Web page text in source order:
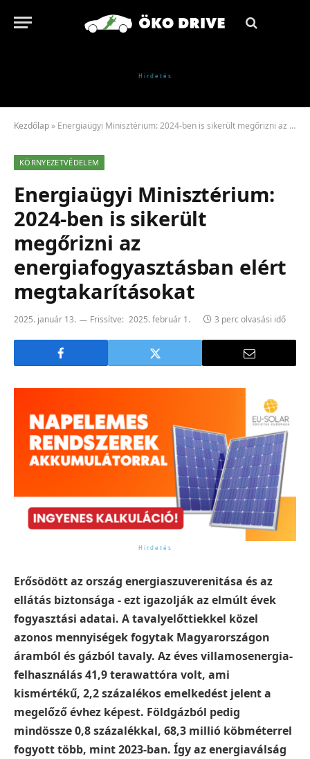
Kezdőlap » Energiaügyi Minisztérium: 2024-ben is sikerült megőrizni az energiafogyasztásban elért megtakarításokat
KÖRNYEZETVÉDELEM
Energiaügyi Minisztérium:
2024-ben is sikerült
megőrizni az
energiafogyasztásban elért
megtakarításokat
2025. január 13. Frissítve: 2025. február 1. 3 perc olvasási idő
Erősödött az ország energiaszuverenitása és az
ellátás biztonsága - ezt igazolják az elmúlt évek
fogyasztási adatai. A tavalyelőttiekkel közel
azonos mennyiségek fogytak Magyarországon
áramból és gázból tavaly. Az éves villamosenergia-
felhasználás 41,9 terawattóra volt, ami
kismértékű, 2,2 százalékos emelkedést jelent a
megelőző évhez képest. Földgázból pedig
mindössze 0,8 százalékkal, 68,3 millió köbméterrel
fogyott több, mint 2023-ban. Így az energiaválság